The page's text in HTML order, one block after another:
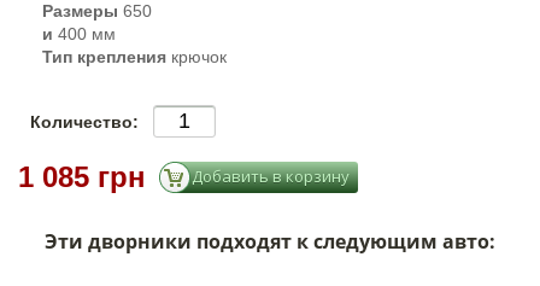
Размеры 650
и 400 мм
Тип крепления крючок
Количество:
1 085 грн
Эти дворники подходят к следующим авто: